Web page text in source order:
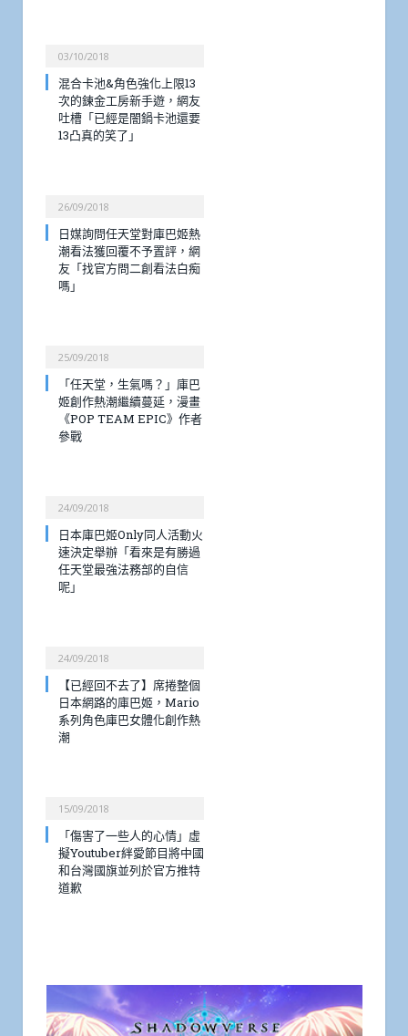
03/10/2018
混合卡池&角色強化上限13
次的鍊金工房新手遊，網友
吐槽「已經是闇鍋卡池還要
13凸真的笑了」
26/09/2018
日媒詢問任天堂對庫巴姬熱
潮看法獲回覆不予置評，網
友「找官方問二創看法白痴
嗎」
25/09/2018
「任天堂，生氣嗎？」庫巴
姬創作熱潮繼續蔓延，漫畫
《POP TEAM EPIC》作者
參戰
24/09/2018
日本庫巴姬Only同人活動火
速決定舉辦「看來是有勝過
任天堂最強法務部的自信
呢」
24/09/2018
【已經回不去了】席捲整個
日本網路的庫巴姬，Mario
系列角色庫巴女體化創作熱
潮
15/09/2018
「傷害了一些人的心情」虛
擬Youtuber絆愛節目將中國
和台灣國旗並列於官方推特
道歉